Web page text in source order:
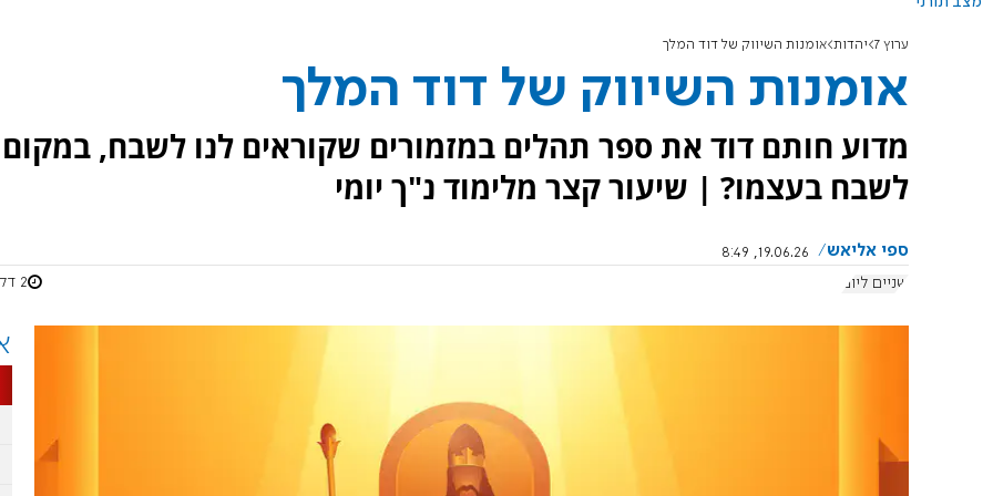
ערוץ 7 יהדות אומנות השיווק של דוד המלך
אומנות השיווק של דוד המלך
מדוע חותם דוד את ספר תהלים במזמורים שקוראים לנו לשבח, במקום
לשבח בעצמו? | שיעור קצר מלימוד נ"ך יומי
ספי אליאש
19.06.26, 8:49
שניים ליום
2 דקות